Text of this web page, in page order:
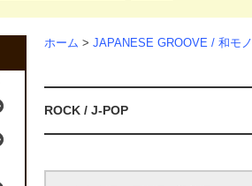
ホーム > JAPANESE GROOVE / 和モノ
ROCK / J-POP